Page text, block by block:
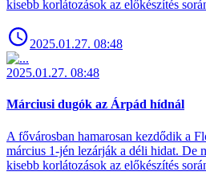
kisebb korlátozások az előkészítés
2025.01.27. 08:48
2025.01.27. 08:48
Márciusi dugók az Árpád hídnál
A fővárosban hamarosan kezdődik a
március 1-jén lezárják a déli hidat. De
kisebb korlátozások az előkészítés